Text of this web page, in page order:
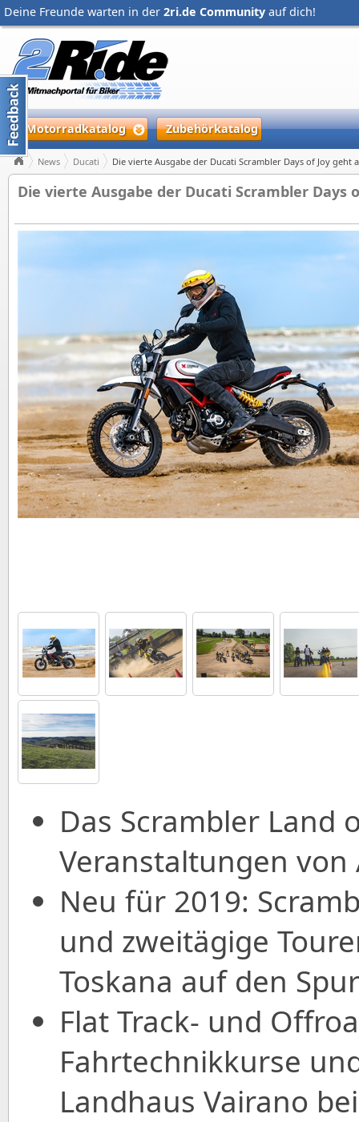
Deine Freunde warten in der 2ri.de Community auf dich!
Motorradkatalog Zubehörkatalog
News Ducati Die vierte Ausgabe der Ducati Scrambler Days of Joy geht
Die vierte Ausgabe der Ducati Scrambler Days
Das Scrambler Land
Veranstaltungen
Neu für 2019:
und zweitägige
Toskana auf den
Flat Track- und
Fahrtechnikkurse
Landhaus Vairano